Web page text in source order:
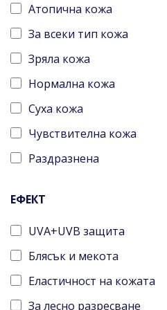
Мицеларни води
Мляко за тяло
Мъжко здраве
Олио балсами за тяло
Олио за лице
Олио за тяло
Омекотител
Пелени и мокри кърпички
Пластири
Почистване на лице
Teo Bebe
URGO
Uriage
Бочко
Комплекти
Атопична кожа
За всеки тип кожа
Зряла кожа
Нормална кожа
Суха кожа
Чувствителна кожа
Раздразнена
Комбинирана
Нетолерантна
Чувствителен скалп
Сърбящ скалп
ЕФЕКТ
UVA+UVB защита
Блясък и мекота
Еластичност на кожата
За лесно разресване